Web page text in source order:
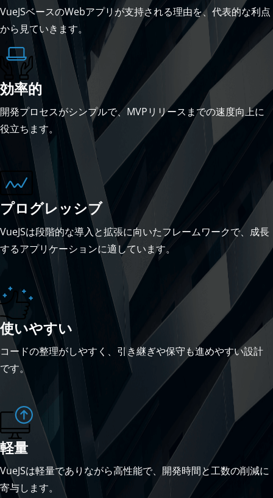
VueJSベースのWebアプリが支持される理由を、代表的な利点
から見ていきます。
効率的
開発プロセスがシンプルで、MVPリリースまでの速度向上に
役立ちます。
プログレッシブ
VueJSは段階的な導入と拡張に向いたフレームワークで、成長
するアプリケーションに適しています。
使いやすい
コードの整理がしやすく、引き継ぎや保守も進めやすい設計
です。
軽量
VueJSは軽量でありながら高性能で、開発時間と工数の削減に
寄与します。